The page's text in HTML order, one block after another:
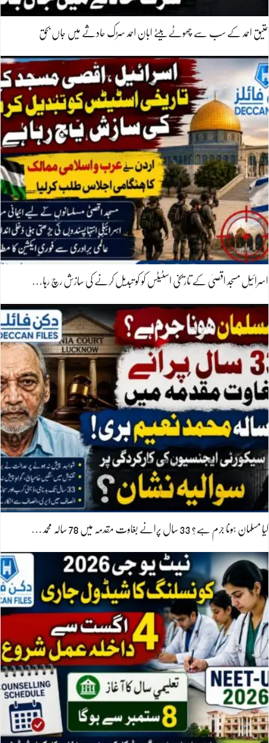
عتیق احمد کے سب سے چھوٹے بیٹے ابان احمد سڑک حادثے میں جاں بحق
اسرائیل مسجد اقصیٰ کے تاریخی اسٹیٹس کو کو تبدیل کرنے کی سازش رچ رہا…
کیا مسلمان ہونا جرم ہے؟ 33 سال پرانے بغاوت مقدمہ میں 78 سالہ محمد…